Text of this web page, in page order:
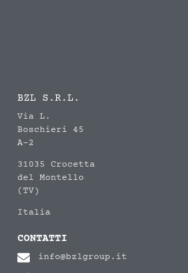
BZL S.R.L.
Via L.
Boschieri 45
A-2
31035 Crocetta
del Montello
(TV)
Italia
CONTATTI
info@bzlgroup.it